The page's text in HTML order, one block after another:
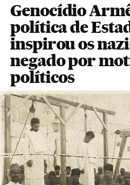
Genocídio
política de
inspirou os
negado por
políticos